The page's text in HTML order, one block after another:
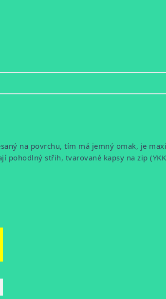
na povrchu, tím má jemný omak, je
pohodlný střih, tvarované kapsy na zip